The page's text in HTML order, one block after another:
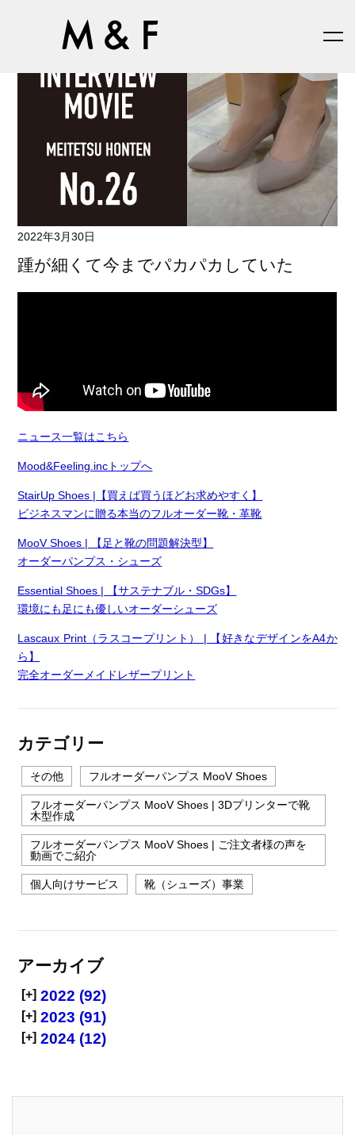
2022年3月30日
踵が細くて今までパカパカしていた
ニュース一覧はこちら
Mood&Feeling.incトップへ
StairUp Shoes |【買えば買うほどお求めやすく】
ビジネスマンに贈る本当のフルオーダー靴・革靴
MooV Shoes | 【足と靴の問題解決型】
オーダーパンプス・シューズ
Essential Shoes | 【サステナブル・SDGs】
環境にも足にも優しいオーダーシューズ
Lascaux Print（ラスコープリント） | 【好きなデザインをA4か
ら】
完全オーダーメイドレザープリント
カテゴリー
その他 フルオーダーパンプス MooV Shoes
フルオーダーパンプス MooV Shoes | 3Dプリンターで靴
木型作成
フルオーダーパンプス MooV Shoes | ご注文者様の声を
動画でご紹介
個人向けサービス 靴（シューズ）事業
アーカイブ
[+] 2022 (92)
[+] 2023 (91)
[+] 2024 (12)